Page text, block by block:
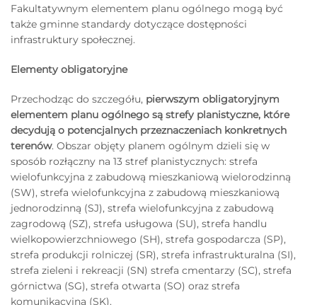
Fakultatywnym elementem planu ogólnego mogą być
także gminne standardy dotyczące dostępności
infrastruktury społecznej.
Elementy obligatoryjne
Przechodząc do szczegółu, pierwszym obligatoryjnym
elementem planu ogólnego są strefy planistyczne, które
decydują o potencjalnych przeznaczeniach konkretnych
terenów. Obszar objęty planem ogólnym dzieli się w
sposób rozłączny na 13 stref planistycznych: strefa
wielofunkcyjna z zabudową mieszkaniową wielorodzinną
(SW), strefa wielofunkcyjna z zabudową mieszkaniową
jednorodzinną (SJ), strefa wielofunkcyjna z zabudową
zagrodową (SZ), strefa usługowa (SU), strefa handlu
wielkopowierzchniowego (SH), strefa gospodarcza (SP),
strefa produkcji rolniczej (SR), strefa infrastrukturalna (SI),
strefa zieleni i rekreacji (SN) strefa cmentarzy (SC), strefa
górnictwa (SG), strefa otwarta (SO) oraz strefa
komunikacyjna (SK).